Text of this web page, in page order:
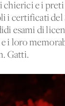
chierici e i
i certificati
esami di
i loro
Gatti.